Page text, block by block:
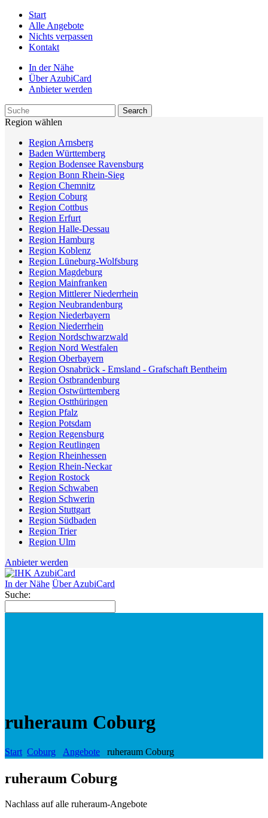
Start
Alle Angebote
Nichts verpassen
Kontakt
In der Nähe
Über AzubiCard
Anbieter werden
Region wählen
Region Arnsberg
Baden Württemberg
Region Bodensee Ravensburg
Region Bonn Rhein-Sieg
Region Chemnitz
Region Coburg
Region Cottbus
Region Erfurt
Region Halle-Dessau
Region Hamburg
Region Koblenz
Region Lüneburg-Wolfsburg
Region Magdeburg
Region Mainfranken
Region Mittlerer Niederrhein
Region Neubrandenburg
Region Niederbayern
Region Niederrhein
Region Nordschwarzwald
Region Nord Westfalen
Region Oberbayern
Region Osnabrück - Emsland - Grafschaft Bentheim
Region Ostbrandenburg
Region Ostwürttemberg
Region Ostthüringen
Region Pfalz
Region Potsdam
Region Regensburg
Region Reutlingen
Region Rheinhessen
Region Rhein-Neckar
Region Rostock
Region Schwaben
Region Schwerin
Region Stuttgart
Region Südbaden
Region Trier
Region Ulm
Anbieter werden
In der Nähe Über AzubiCard
Suche:
ruheraum Coburg
Start Coburg Angebote ruheraum Coburg
ruheraum Coburg
Nachlass auf alle ruheraum-Angebote